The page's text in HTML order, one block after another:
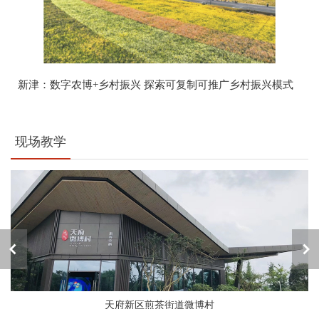
新津：数字农博+乡村振兴 探索可复制可推广乡村振兴模式
现场教学
天府新区煎茶街道微博村